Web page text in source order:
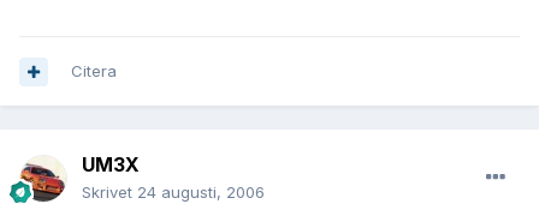
Citera
UM3X
Skrivet 24 augusti, 2006